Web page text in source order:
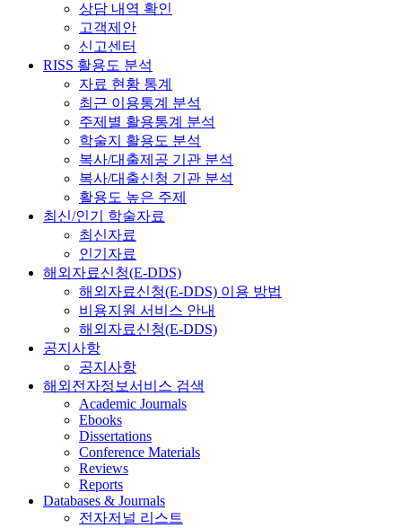
상담 내역 확인
고객제안
신고센터
RISS 활용도 분석
자료 현황 통계
최근 이용통계 분석
주제별 활용통계 분석
학술지 활용도 분석
복사/대출제공 기관 분석
복사/대출신청 기관 분석
활용도 높은 주제
최신/인기 학술자료
최신자료
인기자료
해외자료신청(E-DDS)
해외자료신청(E-DDS) 이용 방법
비용지원 서비스 안내
해외자료신청(E-DDS)
공지사항
공지사항
해외전자정보서비스 검색
Academic Journals
Ebooks
Dissertations
Conference Materials
Reviews
Reports
Databases & Journals
전자저널 리스트